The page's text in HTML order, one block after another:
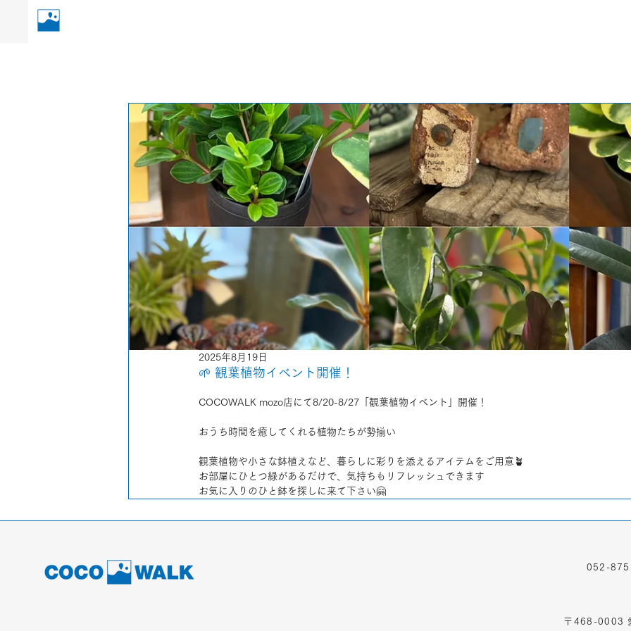
🌱 観葉植物イベント開催！
2025年8月19日
COCOWALK mozo店にて8/20-8/27「観葉植物イベント」開催！
おうち時間を癒してくれる植物たちが勢揃い
観葉植物や小さな鉢植えなど、暮らしに彩りを添えるアイテムをご用意🪴
お部屋にひとつ緑があるだけで、気持ちもリフレッシュできます
お気に入りのひと鉢を探しに来て下さい🤗
052-
〒468-0003